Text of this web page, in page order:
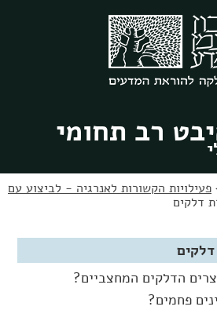
רב תחומי
פעילויות הקשורות לאנרגיה - לביצוע עם